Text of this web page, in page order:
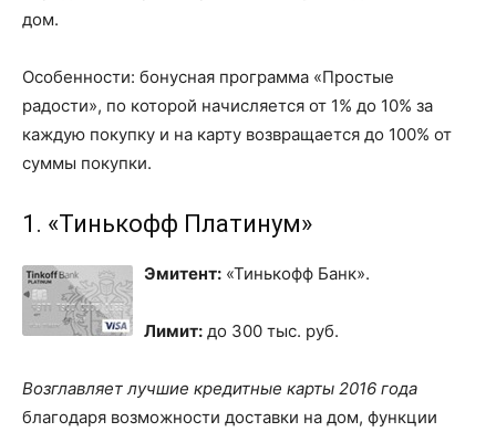
дом.
Особенности: бонусная программа «Простые
радости», по которой начисляется от 1% до 10% за
каждую покупку и на карту возвращается до 100% от
суммы покупки.
1. «Тинькофф Платинум»
Эмитент: «Тинькофф Банк».
Лимит: до 300 тыс. руб.
Возглавляет лучшие кредитные карты 2016 года
благодаря возможности доставки на дом, функции